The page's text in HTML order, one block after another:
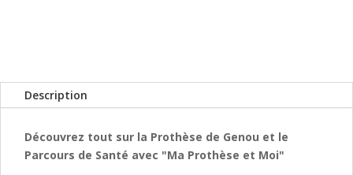
Description
Découvrez tout sur la Prothèse de Genou et le
Parcours de Santé avec "Ma Prothèse et Moi"